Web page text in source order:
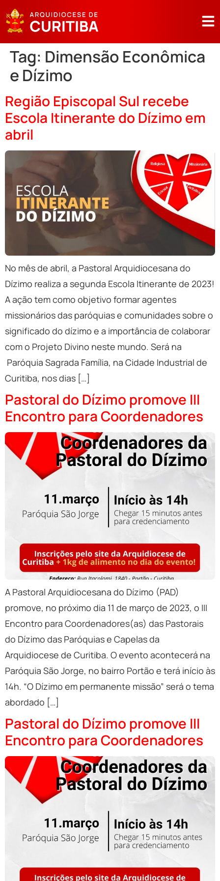
Tag: Dimensão Econômica
e Dízimo
Região Episcopal Sul recebe
Escola Itinerante do Dízimo em
abril
No mês de abril, a Pastoral Arquidiocesana do
Dízimo realiza a segunda Escola Itinerante de 2023!
A ação tem como objetivo formar agentes
missionários das paróquias e comunidades sobre o
significado do dízimo e a importância de colaborar
com o Projeto Divino neste mundo. Será na
Paróquia Sagrada Família, na Cidade Industrial de
Curitiba, nos dias […]
Pastoral do Dízimo promove III
Encontro para Coordenadores
A Pastoral Arquidiocesana do Dízimo (PAD)
promove, no próximo dia 11 de março de 2023, o III
Encontro para Coordenadores(as) das Pastorais
do Dízimo das Paróquias e Capelas da
Arquidiocese de Curitiba. O evento acontecerá na
Paróquia São Jorge, no bairro Portão e terá início às
14h. “O Dízimo em permanente missão” será o tema
abordado […]
Pastoral do Dízimo promove III
Encontro para Coordenadores